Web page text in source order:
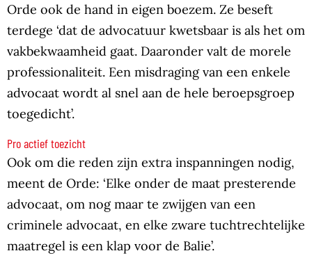
Orde ook de hand in eigen boezem. Ze beseft
terdege ‘dat de advocatuur kwetsbaar is als het om
vakbekwaamheid gaat. Daaronder valt de morele
professionaliteit. Een misdraging van een enkele
advocaat wordt al snel aan de hele beroepsgroep
toegedicht’.
Pro actief toezicht
Ook om die reden zijn extra inspanningen nodig,
meent de Orde: ‘Elke onder de maat presterende
advocaat, om nog maar te zwijgen van een
criminele advocaat, en elke zware tuchtrechtelijke
maatregel is een klap voor de Balie’.